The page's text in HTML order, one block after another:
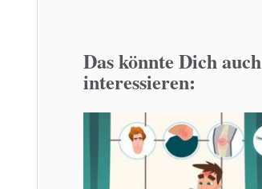
Das könnte Dich auch
interessieren: